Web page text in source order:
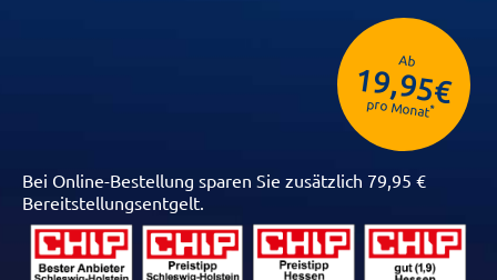
Ab
19,95€
pro Monat*
Bei Online-Bestellung sparen Sie zusätzlich 79,95 €
Bereitstellungsentgelt.